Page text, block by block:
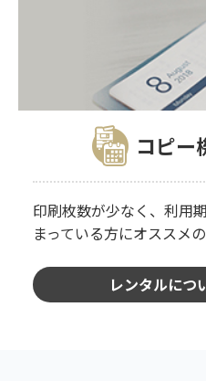
コピー
印刷枚数が少なく、利用
まっている方にオススメ
レンタルにつ